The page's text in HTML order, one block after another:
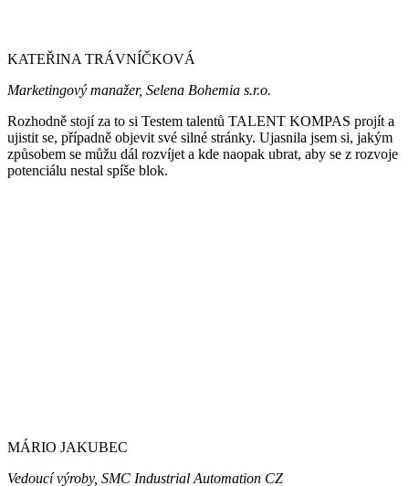
KATEŘINA TRÁVNÍČKOVÁ
Marketingový manažer, Selena Bohemia s.r.o.
Rozhodně stojí za to si Testem talentů TALENT KOMPAS projít a
ujistit se, případně objevit své silné stránky. Ujasnila jsem si, jakým
způsobem se můžu dál rozvíjet a kde naopak ubrat, aby se z rozvoje
potenciálu nestal spíše blok.
MÁRIO JAKUBEC
Vedoucí výroby, SMC Industrial Automation CZ